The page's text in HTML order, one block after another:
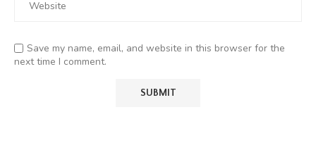
Save my name, email, and website in this browser for the
next time I comment.